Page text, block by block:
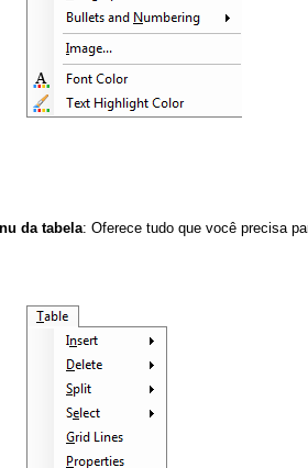
da tabela: Oferece tudo que você precisa